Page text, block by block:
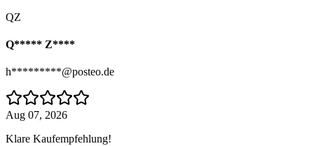
QZ
Q***** Z****
h*********@posteo.de
Aug 07, 2026
Klare Kaufempfehlung!